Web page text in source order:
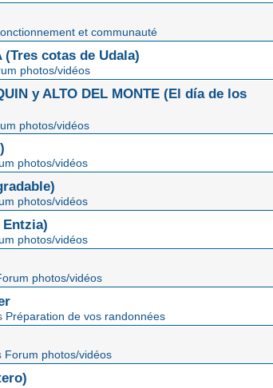
et communauté
(Tres cotas de Udala)
photos/vidéos
y ALTO DEL MONTE (El día de los
photos/vidéos
photos/vidéos
photos/vidéos
photos/vidéos
photos/vidéos
Préparation de vos randonnées
Forum photos/vidéos